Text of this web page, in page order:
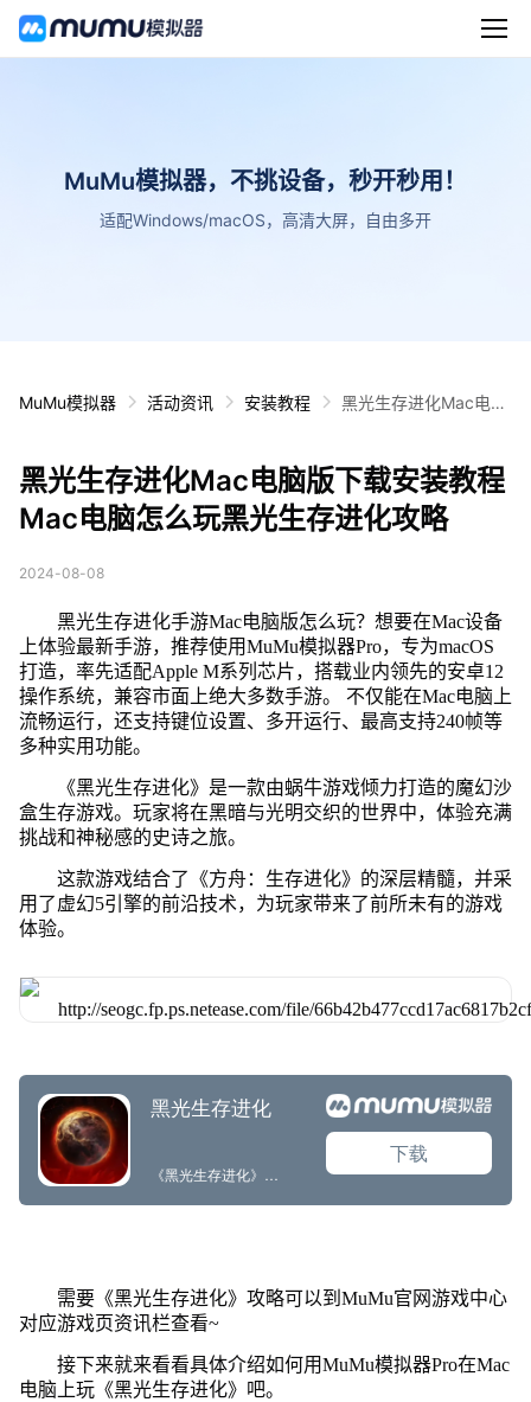
MuMu模拟器，不挑设备，秒开秒用！
适配Windows/macOS，高清大屏，自由多开
MuMu模拟器 活动资讯 安装教程
黑光生存进化Mac电脑
攻略
黑光生存进化Mac电脑版下载安装教程
Mac电脑怎么玩黑光生存进化攻略
2024-08-08
黑光生存进化手游Mac电脑版怎么玩？想要在Mac设备
上体验最新手游，推荐使用MuMu模拟器Pro，专为macOS
打造，率先适配Apple M系列芯片，搭载业内领先的安卓12
操作系统，兼容市面上绝大多数手游。 不仅能在Mac电脑上
流畅运行，还支持键位设置、多开运行、最高支持240帧等
多种实用功能。
《黑光生存进化》是一款由蜗牛游戏倾力打造的魔幻沙
盒生存游戏。玩家将在黑暗与光明交织的世界中，体验充满
挑战和神秘感的史诗之旅。
这款游戏结合了《方舟：生存进化》的深层精髓，并采
用了虚幻5引擎的前沿技术，为玩家带来了前所未有的游戏
体验。
需要《黑光生存进化》攻略可以到MuMu官网游戏中心
对应游戏页资讯栏查看~
接下来就来看看具体介绍如何用MuMu模拟器Pro在Mac
电脑上玩《黑光生存进化》吧。